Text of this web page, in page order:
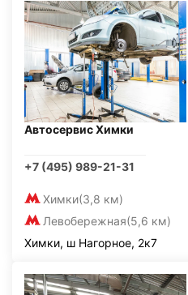
Автосервис Химки
+7 (495) 989-21-31
Химки(3,8 км)
Левобережная(5,6 км)
Химки, ш Нагорное, 2к7